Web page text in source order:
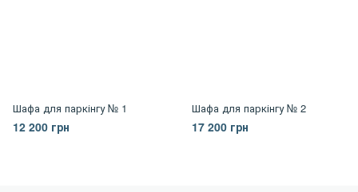
Шафа для паркінгу № 1
12 200 грн
Шафа для паркінгу № 2
17 200 грн